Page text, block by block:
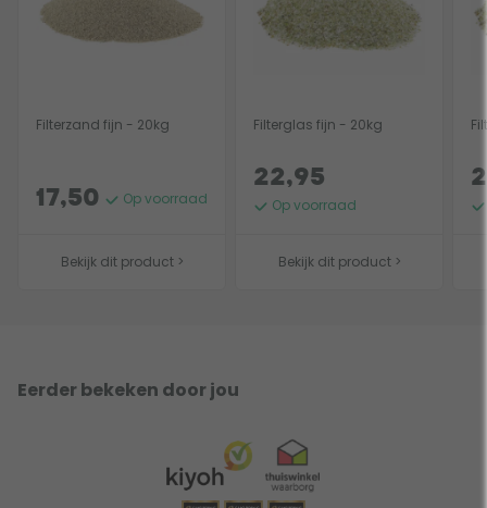
Filterzand fijn - 20kg
17,50 Op voorraad
Bekijk dit product >
Filterglas fijn - 20kg
22,95
Op voorraad
Bekijk dit product >
Eerder bekeken door jou